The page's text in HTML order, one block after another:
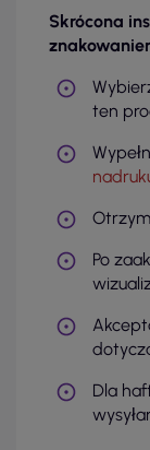
Skrócona
ten
Po
Dla